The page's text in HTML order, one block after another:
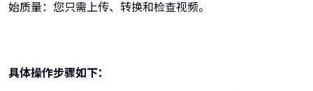
始质量：您只需上传、转换和检查视频。
具体操作步骤如下：